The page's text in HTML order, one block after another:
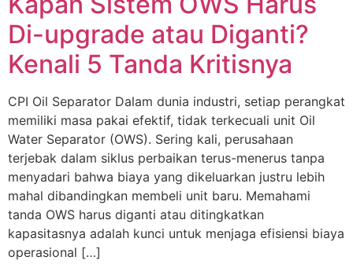
Di-upgrade atau Diganti?
Kenali 5 Tanda Kritisnya
CPI Oil Separator Dalam dunia industri, setiap perangkat
memiliki masa pakai efektif, tidak terkecuali unit Oil
Water Separator (OWS). Sering kali, perusahaan
terjebak dalam siklus perbaikan terus-menerus tanpa
menyadari bahwa biaya yang dikeluarkan justru lebih
mahal dibandingkan membeli unit baru. Memahami
tanda OWS harus diganti atau ditingkatkan
kapasitasnya adalah kunci untuk menjaga efisiensi biaya
operasional […]